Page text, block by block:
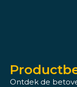
Ontdek de